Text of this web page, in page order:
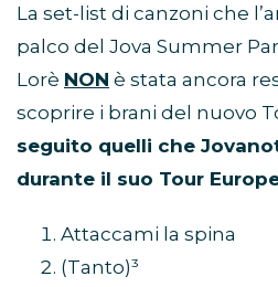
La set-list di canzoni che
palco del Jova Summer
Lorè NON è stata ancora
scoprire i brani del nuovo
seguito quelli che
durante il suo Tour
Attaccami la spina
(Tanto)³